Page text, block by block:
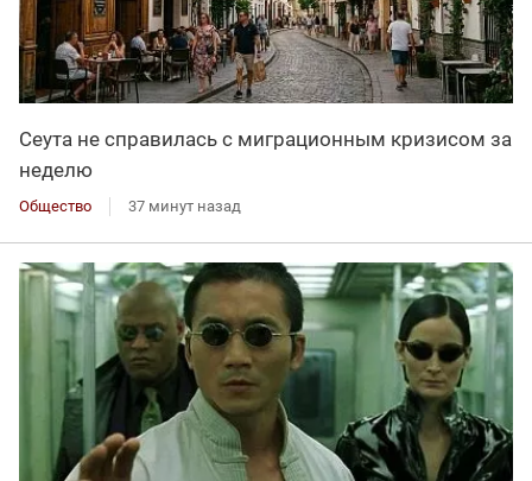
Сеута не справилась с миграционным кризисом за
неделю
Общество 37 минут назад